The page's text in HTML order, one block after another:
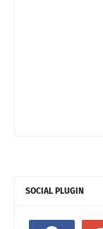
SOCIAL PLUGIN